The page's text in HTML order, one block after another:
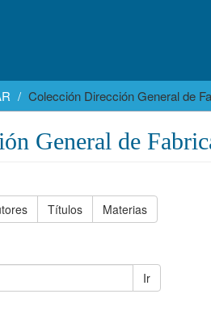
Colección Dirección General de
General de
Títulos Materias
Ir